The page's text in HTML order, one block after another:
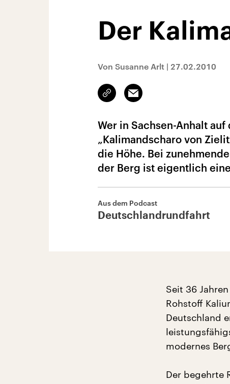
Der
Von Susanne Arlt | 27.02.2010
Link
kopieren/teilen
Email
Wer in Sachsen-Anhalt
„Kalimandscharo von
die Höhe. Bei
der Berg ist eigentlich
Aus dem Podcast
Deutschlandrundfahrt
Seit 36
Rohstoff
Deutschland
modernes
Der begehrte